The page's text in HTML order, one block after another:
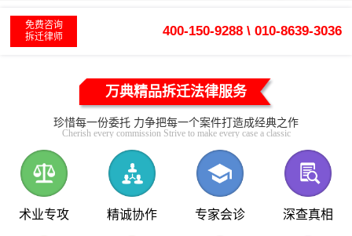
免费咨询
拆迁律师
400-150-9288 \ 010-8639-3036
万典精品拆迁法律服务
珍惜每一份委托 力争把每一个案件打造成经典之作
Cherish every commission Strive to make every case a classic
术业专攻 精诚协作 专家会诊 深查真相